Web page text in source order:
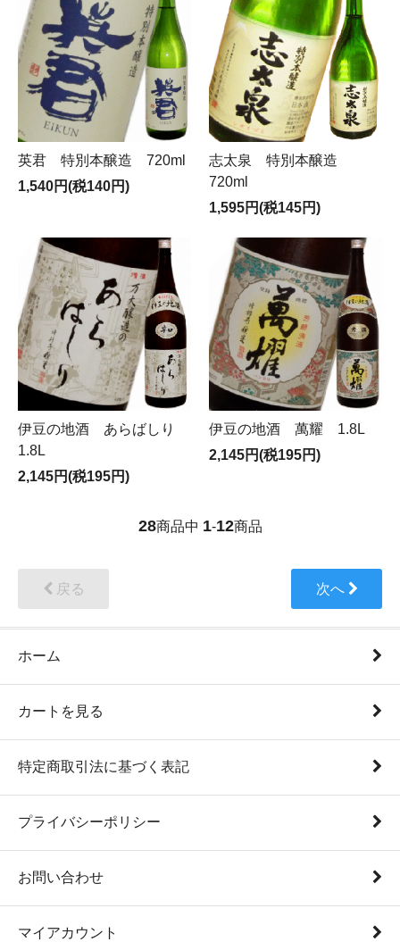
英君 特別本醸造 720ml
1,540円(税140円)
志太泉 特別本醸造
720ml
1,595円(税145円)
伊豆の地酒 あらばしり
1.8L
2,145円(税195円)
伊豆の地酒 萬耀 1.8L
2,145円(税195円)
28商品中 1-12商品
戻る 次へ
ホーム
カートを見る
特定商取引法に基づく表記
プライバシーポリシー
お問い合わせ
マイアカウント